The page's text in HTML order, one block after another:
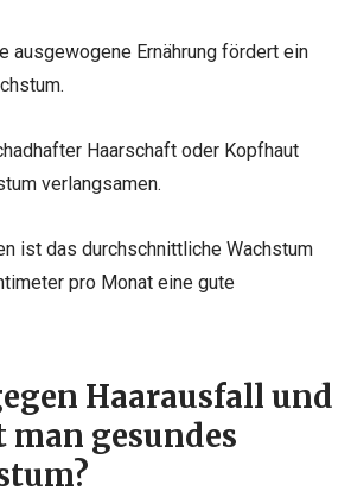
ausgewogene Ernährung fördert ein
Haarschaft oder Kopfhaut
verlangsamen.
ist das durchschnittliche Wachstum
pro Monat eine gute
Haarausfall und
gesundes